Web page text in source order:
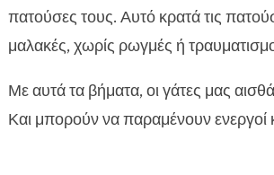
πατούσες τους. Αυτό κρατά τις
μαλακές, χωρίς ρωγμές ή
Με αυτά τα βήματα, οι γάτες μας
Και μπορούν να παραμένουν ενεργοί